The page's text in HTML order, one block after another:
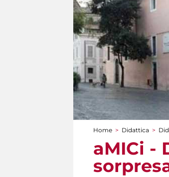
Tu sei qui
Home > Didattica >
aMICi -